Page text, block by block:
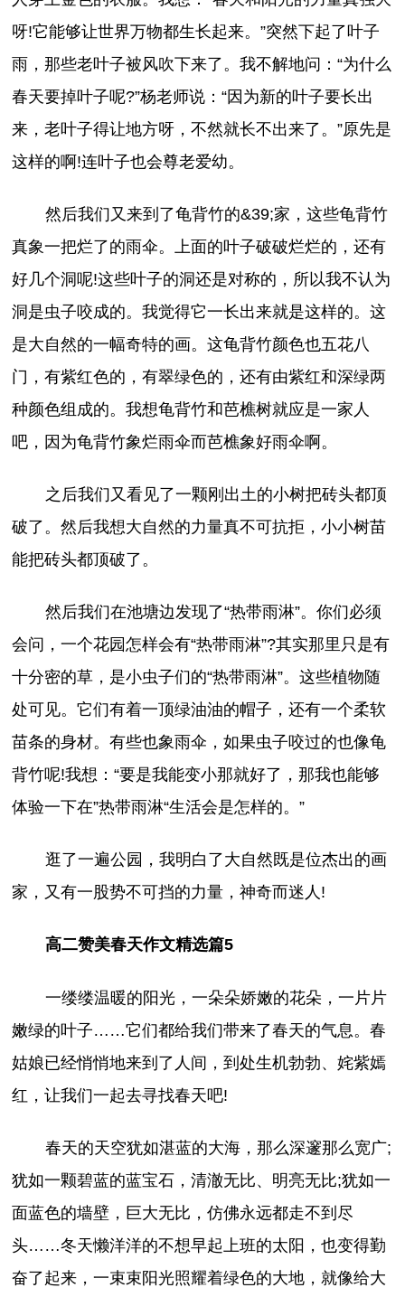
呀!它能够让世界万物都生长起来。”突然下起了叶子
雨，那些老叶子被风吹下来了。我不解地问：“为什么
春天要掉叶子呢?”杨老师说：“因为新的叶子要长出
来，老叶子得让地方呀，不然就长不出来了。”原先是
这样的啊!连叶子也会尊老爱幼。
然后我们又来到了龟背竹的&39;家，这些龟背竹
真象一把烂了的雨伞。上面的叶子破破烂烂的，还有
好几个洞呢!这些叶子的洞还是对称的，所以我不认为
洞是虫子咬成的。我觉得它一长出来就是这样的。这
是大自然的一幅奇特的画。这龟背竹颜色也五花八
门，有紫红色的，有翠绿色的，还有由紫红和深绿两
种颜色组成的。我想龟背竹和芭樵树就应是一家人
吧，因为龟背竹象烂雨伞而芭樵象好雨伞啊。
之后我们又看见了一颗刚出土的小树把砖头都顶
破了。然后我想大自然的力量真不可抗拒，小小树苗
能把砖头都顶破了。
然后我们在池塘边发现了“热带雨淋”。你们必须
会问，一个花园怎样会有“热带雨淋”?其实那里只是有
十分密的草，是小虫子们的“热带雨淋”。这些植物随
处可见。它们有着一顶绿油油的帽子，还有一个柔软
苗条的身材。有些也象雨伞，如果虫子咬过的也像龟
背竹呢!我想：“要是我能变小那就好了，那我也能够
体验一下在”热带雨淋“生活会是怎样的。”
逛了一遍公园，我明白了大自然既是位杰出的画
家，又有一股势不可挡的力量，神奇而迷人!
高二赞美春天作文精选篇5
一缕缕温暖的阳光，一朵朵娇嫩的花朵，一片片
嫩绿的叶子……它们都给我们带来了春天的气息。春
姑娘已经悄悄地来到了人间，到处生机勃勃、姹紫嫣
红，让我们一起去寻找春天吧!
春天的天空犹如湛蓝的大海，那么深邃那么宽广;
犹如一颗碧蓝的蓝宝石，清澈无比、明亮无比;犹如一
面蓝色的墙壁，巨大无比，仿佛永远都走不到尽
头……冬天懒洋洋的不想早起上班的太阳，也变得勤
奋了起来，一束束阳光照耀着绿色的大地，就像给大